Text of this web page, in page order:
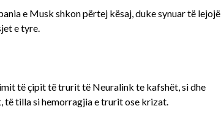
e Musk shkon përtej kësaj, duke synuar të lejojë
e tyre.
të çipit të trurit të Neuralink te kafshët, si dhe
të tilla si hemorragjia e trurit ose krizat.